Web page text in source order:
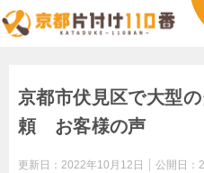
京都市伏見区で大型
頼 お客様の声
更新日： 2022年10月12日 公開日：